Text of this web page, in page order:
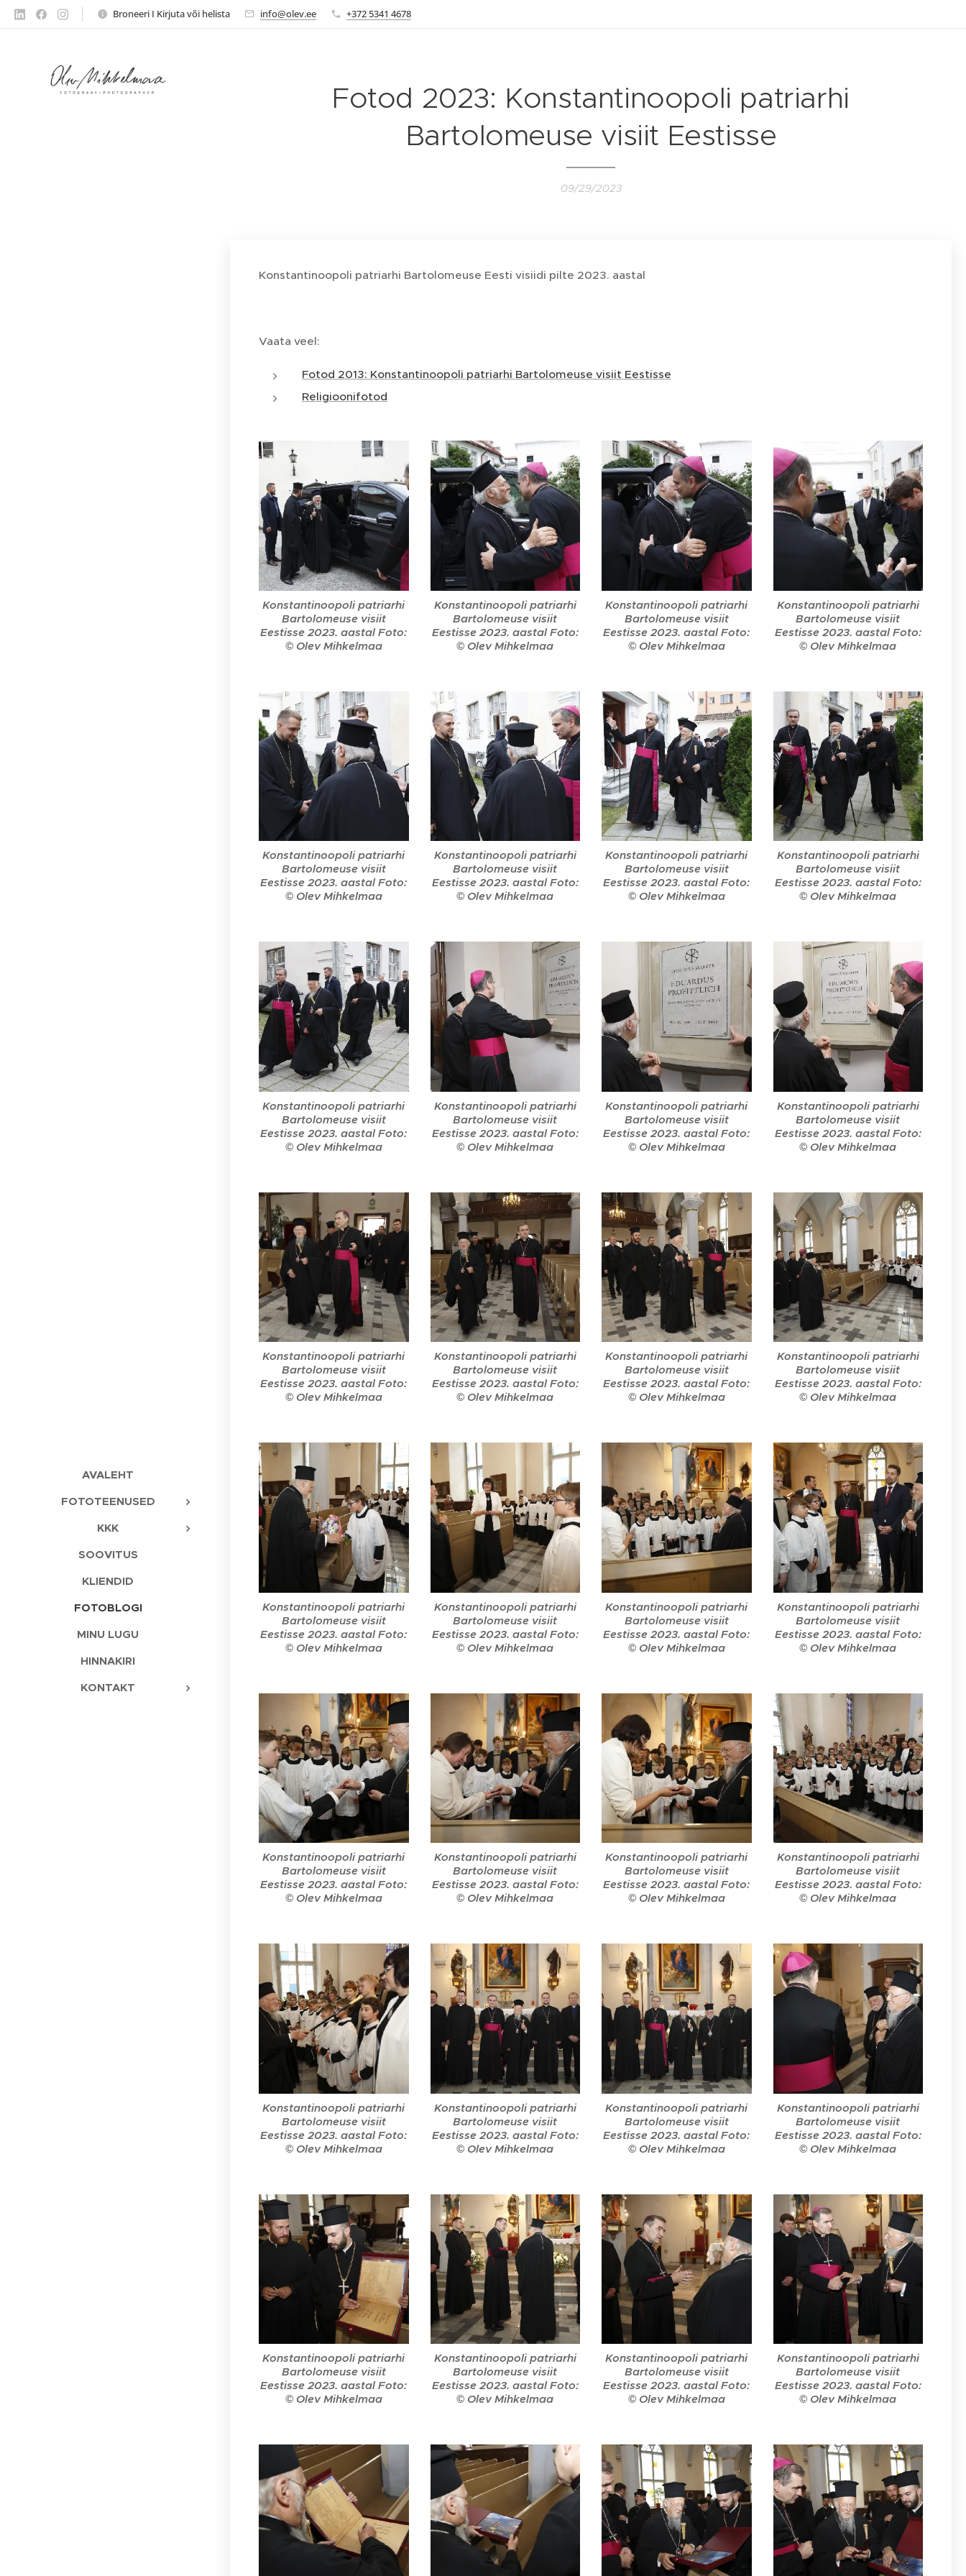
Broneeri I Kirjuta või helista info@olev.ee +372 5341 4678
AVALEHT
FOTOTEENUSED
KKK
SOOVITUS
KLIENDID
FOTOBLOGI
MINU LUGU
HINNAKIRI
KONTAKT
Fotod 2023: Konstantinoopoli patriarhi
Bartolomeuse visiit Eestisse
09/29/2023
Konstantinoopoli patriarhi Bartolomeuse Eesti visiidi pilte 2023. aastal
Vaata veel:
Fotod 2013: Konstantinoopoli patriarhi Bartolomeuse visiit Eestisse
Religioonifotod
Konstantinoopoli patriarhi
Bartolomeuse visiit
Eestisse 2023. aastal Foto:
© Olev Mihkelmaa
Konstantinoopoli patriarhi
Bartolomeuse visiit
Eestisse 2023. aastal Foto:
© Olev Mihkelmaa
Konstantinoopoli patriarhi
Bartolomeuse visiit
Eestisse 2023. aastal Foto:
© Olev Mihkelmaa
Konstantinoopoli patriarhi
Bartolomeuse visiit
Eestisse 2023. aastal Foto:
© Olev Mihkelmaa
Konstantinoopoli patriarhi
Bartolomeuse visiit
Eestisse 2023. aastal Foto:
© Olev Mihkelmaa
Konstantinoopoli patriarhi
Bartolomeuse visiit
Eestisse 2023. aastal Foto:
© Olev Mihkelmaa
Konstantinoopoli patriarhi
Bartolomeuse visiit
Eestisse 2023. aastal Foto:
© Olev Mihkelmaa
Konstantinoopoli patriarhi
Bartolomeuse visiit
Eestisse 2023. aastal Foto:
© Olev Mihkelmaa
Konstantinoopoli patriarhi
Bartolomeuse visiit
Eestisse 2023. aastal Foto:
© Olev Mihkelmaa
Konstantinoopoli patriarhi
Bartolomeuse visiit
Eestisse 2023. aastal Foto:
© Olev Mihkelmaa
Konstantinoopoli patriarhi
Bartolomeuse visiit
Eestisse 2023. aastal Foto:
© Olev Mihkelmaa
Konstantinoopoli patriarhi
Bartolomeuse visiit
Eestisse 2023. aastal Foto:
© Olev Mihkelmaa
Konstantinoopoli patriarhi
Bartolomeuse visiit
Eestisse 2023. aastal Foto:
© Olev Mihkelmaa
Konstantinoopoli patriarhi
Bartolomeuse visiit
Eestisse 2023. aastal Foto:
© Olev Mihkelmaa
Konstantinoopoli patriarhi
Bartolomeuse visiit
Eestisse 2023. aastal Foto:
© Olev Mihkelmaa
Konstantinoopoli patriarhi
Bartolomeuse visiit
Eestisse 2023. aastal Foto:
© Olev Mihkelmaa
Konstantinoopoli patriarhi
Bartolomeuse visiit
Eestisse 2023. aastal Foto:
© Olev Mihkelmaa
Konstantinoopoli patriarhi
Bartolomeuse visiit
Eestisse 2023. aastal Foto:
© Olev Mihkelmaa
Konstantinoopoli patriarhi
Bartolomeuse visiit
Eestisse 2023. aastal Foto:
© Olev Mihkelmaa
Konstantinoopoli patriarhi
Bartolomeuse visiit
Eestisse 2023. aastal Foto:
© Olev Mihkelmaa
Konstantinoopoli patriarhi
Bartolomeuse visiit
Eestisse 2023. aastal Foto:
© Olev Mihkelmaa
Konstantinoopoli patriarhi
Bartolomeuse visiit
Eestisse 2023. aastal Foto:
© Olev Mihkelmaa
Konstantinoopoli patriarhi
Bartolomeuse visiit
Eestisse 2023. aastal Foto:
© Olev Mihkelmaa
Konstantinoopoli patriarhi
Bartolomeuse visiit
Eestisse 2023. aastal Foto:
© Olev Mihkelmaa
Konstantinoopoli patriarhi
Bartolomeuse visiit
Eestisse 2023. aastal Foto:
© Olev Mihkelmaa
Konstantinoopoli patriarhi
Bartolomeuse visiit
Eestisse 2023. aastal Foto:
© Olev Mihkelmaa
Konstantinoopoli patriarhi
Bartolomeuse visiit
Eestisse 2023. aastal Foto:
© Olev Mihkelmaa
Konstantinoopoli patriarhi
Bartolomeuse visiit
Eestisse 2023. aastal Foto:
© Olev Mihkelmaa
Konstantinoopoli patriarhi
Bartolomeuse visiit
Eestisse 2023. aastal Foto:
© Olev Mihkelmaa
Konstantinoopoli patriarhi
Bartolomeuse visiit
Eestisse 2023. aastal Foto:
© Olev Mihkelmaa
Konstantinoopoli patriarhi
Bartolomeuse visiit
Eestisse 2023. aastal Foto:
© Olev Mihkelmaa
Konstantinoopoli patriarhi
Bartolomeuse visiit
Eestisse 2023. aastal Foto:
© Olev Mihkelmaa